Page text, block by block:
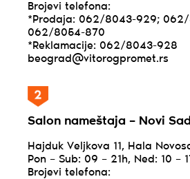
Brojevi telefona:
*Prodaja: 062/8043-929; 062/
062/8054-870
*Reklamacije: 062/8043-928
beograd@vitorogpromet.rs
Salon nameštaja – Novi
Hajduk Veljkova 11, Hala
Pon – Sub: 09 – 21h, Ned: 10 –
Brojevi telefona: